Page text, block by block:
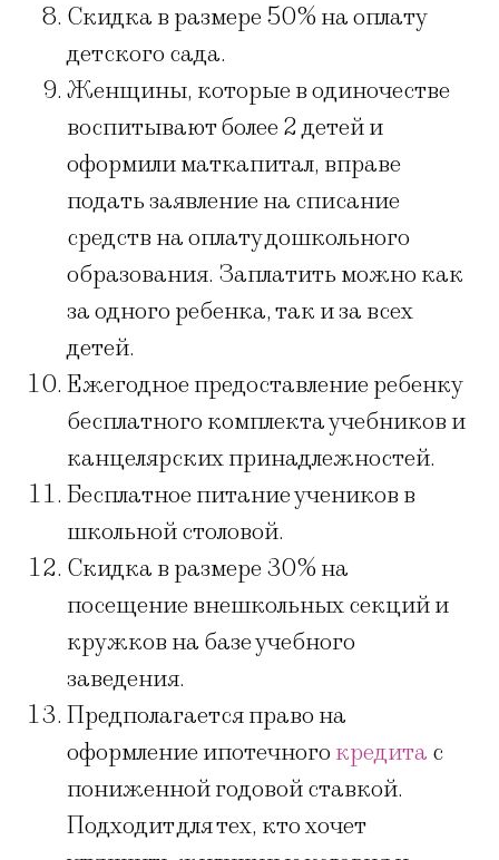
Скидка в размере 50% на оплату
детского сада.
Женщины, которые в одиночестве
воспитывают более 2 детей и
оформили маткапитал, вправе
подать заявление на списание
средств на оплату дошкольного
образования. Заплатить можно как
за одного ребенка, так и за всех
детей.
Ежегодное предоставление ребенку
бесплатного комплекта учебников и
канцелярских принадлежностей.
Бесплатное питание учеников в
школьной столовой.
Скидка в размере 30% на
посещение внешкольных секций и
кружков на базе учебного
заведения.
Предполагается право на
оформление ипотечного кредита с
пониженной годовой ставкой.
Подходит для тех, кто хочет